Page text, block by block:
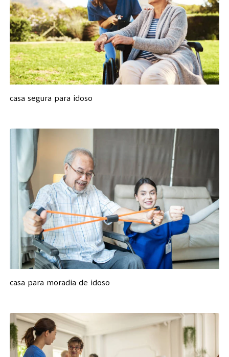
casa segura para idoso
casa para moradia de idoso